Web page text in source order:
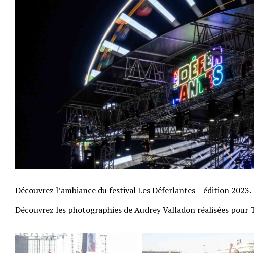
Découvrez l’ambiance du festival Les Déferlantes – édition 2023.
Découvrez les photographies de Audrey Valladon réalisées pour